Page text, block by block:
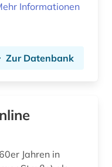
wirtschaftswissenschaften (4)
(1)
Informationen
Zur Datenbank
Jahren in